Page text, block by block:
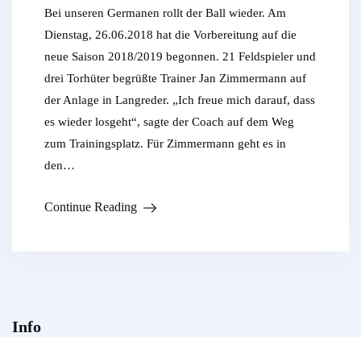
Bei unseren Germanen rollt der Ball wieder. Am
Dienstag, 26.06.2018 hat die Vorbereitung auf die
neue Saison 2018/2019 begonnen. 21 Feldspieler und
drei Torhüter begrüßte Trainer Jan Zimmermann auf
der Anlage in Langreder. „Ich freue mich darauf, dass
es wieder losgeht“, sagte der Coach auf dem Weg
zum Trainingsplatz. Für Zimmermann geht es in
den…
Continue Reading
Info